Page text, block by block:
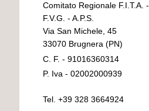
Comitato Regionale F.I.T.A. -
F.V.G. - A.P.S.
Via San Michele, 45
33070 Brugnera (PN)
C. F. - 91016360314
P. Iva - 02002000939
Tel. +39 328 3664924